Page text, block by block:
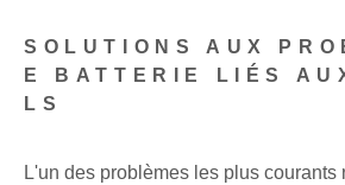
SOLUTIONS AUX
E BATTERIE LIÉS
LS
L'un des problèmes les plus courants